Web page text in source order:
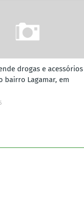
drogas e acessórios
bairro Lagamar, em